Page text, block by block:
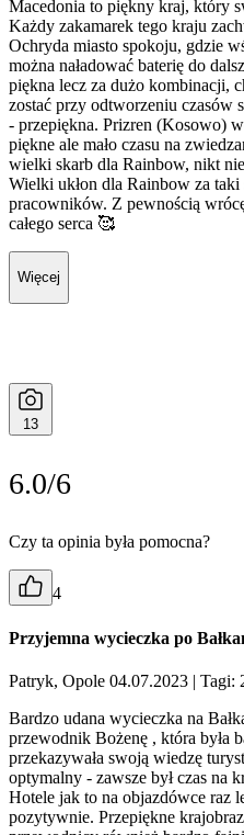
Macedonia to piękny kraj, który
Każdy zakamarek tego kraju
Ochryda miasto spokoju, gdzie
można naładować baterię do
piękna lecz za dużo kombinacji,
zostać przy odtworzeniu czasów
- przepiękna. Prizren (Kosowo)
piękne ale mało czasu na
wielki skarb dla Rainbow, nikt
Wielki ukłon dla Rainbow za
pracowników. Z pewnością
całego serca 🥰
Więcej
13
6.0/6
Czy ta opinia była pomocna?
4
Przyjemna wycieczka po
Patryk, Opole 04.07.2023 | Tagi:
Bardzo udana wycieczka na
przewodnik Bożenę , która była
przekazywała swoją wiedzę
optymalny - zawsze był czas na
Hotele jak to na objazdówce raz
pozytywnie. Przepiękne